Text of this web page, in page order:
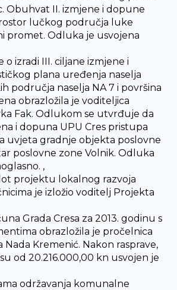
Obuhvat II. izmjene i dopune
lučkog područja luke
promet. Odluka je usvojena
izradi III. ciljane izmjene i
plana uređenja naselja
područja naselja NA 7 i površina
obrazložila je voditeljica
Fak. Odlukom se utvrđuje da
i dopuna UPU Cres pristupa
uvjeta gradnje objekta poslovne
poslovne zone Volnik. Odluka
,
projektu lokalnog razvoja
je izložio voditelj Projekta
Grada Cresa za 2013. godinu s
obrazložila je pročelnica
Kremenić. Nakon rasprave,
od 20.216.000,00 kn usvojen je
održavanja komunalne